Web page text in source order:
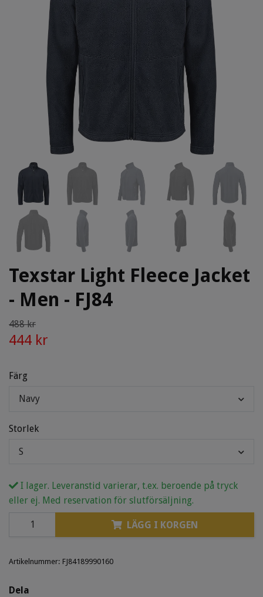
Texstar Light Fleece Jacket
- Men - FJ84
488 kr
444 kr
Färg
Navy
Storlek
S
I lager. Leveranstid varierar, t.ex. beroende på tryck
eller ej. Med reservation för slutförsäljning.
LÄGG I KORGEN
Artikelnummer: FJ84189990160
Dela